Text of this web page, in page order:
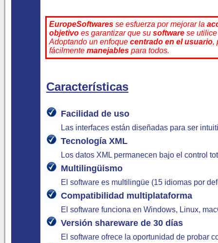
EuropeSoftwares se esfuerza por mejorar la
objetivo es garantizar que su software se
Adoptando un enfoque centrado en el usuario,
fácilmente manejables para todos.
Características
Facilidad de uso
Las interfaces están diseñadas para ser
Tecnología XML
Los datos XML permanecen bajo el control
Multilingüismo
El software es multilingüe (15 idiomas por
Compatibilidad multiplataforma
El software funciona en Windows, Linux,
Versión shareware de 30 días
El software ofrece la oportunidad de probar